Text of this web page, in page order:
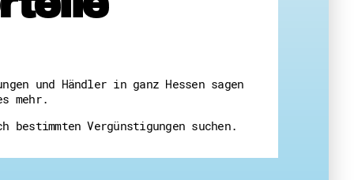
und Händler in ganz Hessen sagen
mehr.
Vergünstigungen suchen.